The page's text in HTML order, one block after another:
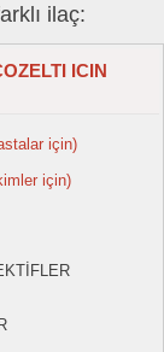
ilaç:
ICIN
için)
için)